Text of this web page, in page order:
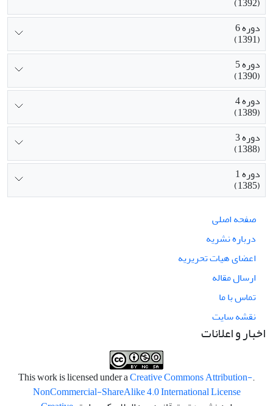
دوره 6
(1391)
دوره 5
(1390)
دوره 4
(1389)
دوره 3
(1388)
دوره 1
(1385)
صفحه اصلی
درباره نشریه
اعضای هیات تحریریه
ارسال مقاله
تماس با ما
نقشه سایت
اخبار و اعلانات
.This work is licensed under a
Creative Commons Attribution-
NonCommercial-ShareAlike 4.0 International License